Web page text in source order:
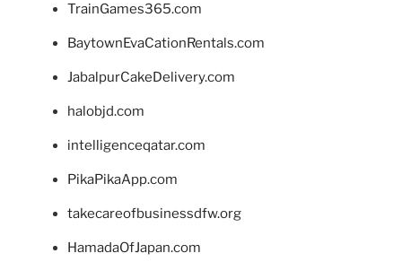
TrainGames365.com
BaytownEvaCationRentals.com
JabalpurCakeDelivery.com
halobjd.com
intelligenceqatar.com
PikaPikaApp.com
takecareofbusinessdfw.org
HamadaOfJapan.com